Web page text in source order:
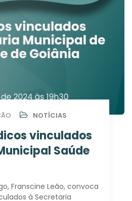
NOTÍCIAS
vinculados
Saúde
Franscine Leão, convoca
à Secretaria